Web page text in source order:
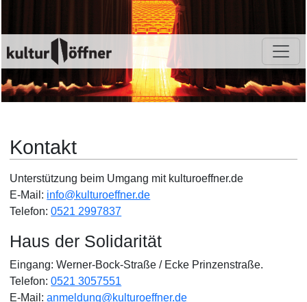
Kontakt
Unterstützung beim Umgang mit kulturoeffner.de
E-Mail: info@kulturoeffner.de
Telefon:0521 2997837
Haus der Solidarität
Eingang: Werner-Bock-Straße / Ecke Prinzenstraße.
Telefon:0521 3057551
E-Mail:anmeldung@kulturoeffner.de